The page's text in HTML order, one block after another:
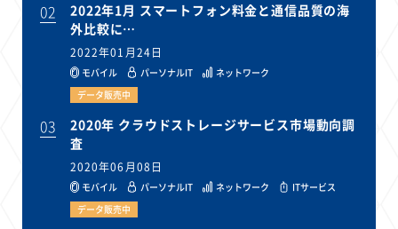
02
2022年1月 スマートフォン料金と通信品質の海
外比較に…
2022年01月24日
モバイル パーソナルIT
ネットワーク
データ販売中
03
2020年 クラウドストレージサービス市場動向調
査
2020年06月08日
モバイル パーソナルIT ネットワーク
ITサービス
データ販売中